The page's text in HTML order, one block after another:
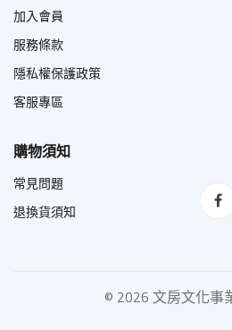
加入會員
服務條款
隱私權保護政策
客服專區
購物須知
常見問題
退換貨須知
© 2026 文房文化事